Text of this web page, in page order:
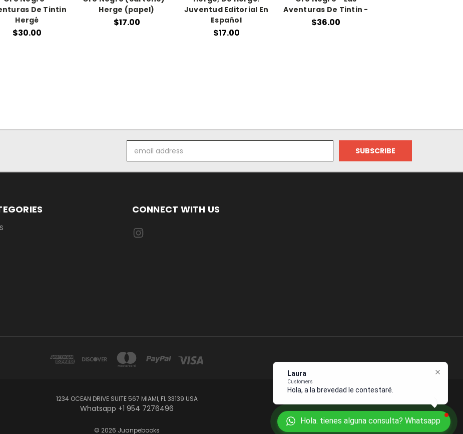
De Tintin
Hergé
$30.00
Herge (papel)
$17.00
Juventud Editorial En
Español
$17.00
Aventuras De Tintin -
$36.00
Address
CONNECT WITH US
1234 OCEAN DRIVE SUITE 567 MIAMI, FL 33139 USA
Whatsapp +1 954 7276496
© 2026 Juanpebooks